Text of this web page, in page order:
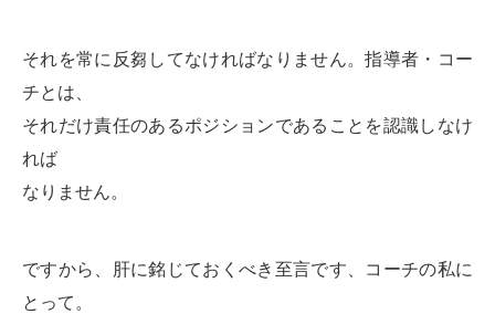
それを常に反芻してなければなりません。指導者・コー
チとは、
それだけ責任のあるポジションであることを認識しなけ
れば
なりません。
ですから、肝に銘じておくべき至言です、コーチの私に
とって。